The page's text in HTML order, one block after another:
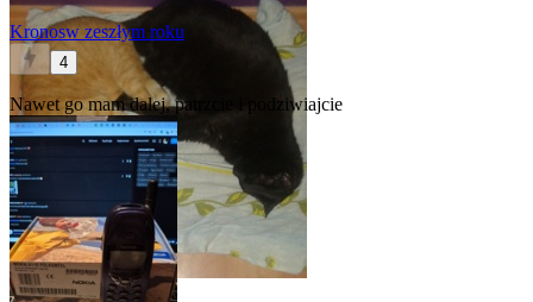
Kronosw zeszłym roku
4
Nawet go mam dalej, patrzcie i podziwiajcie